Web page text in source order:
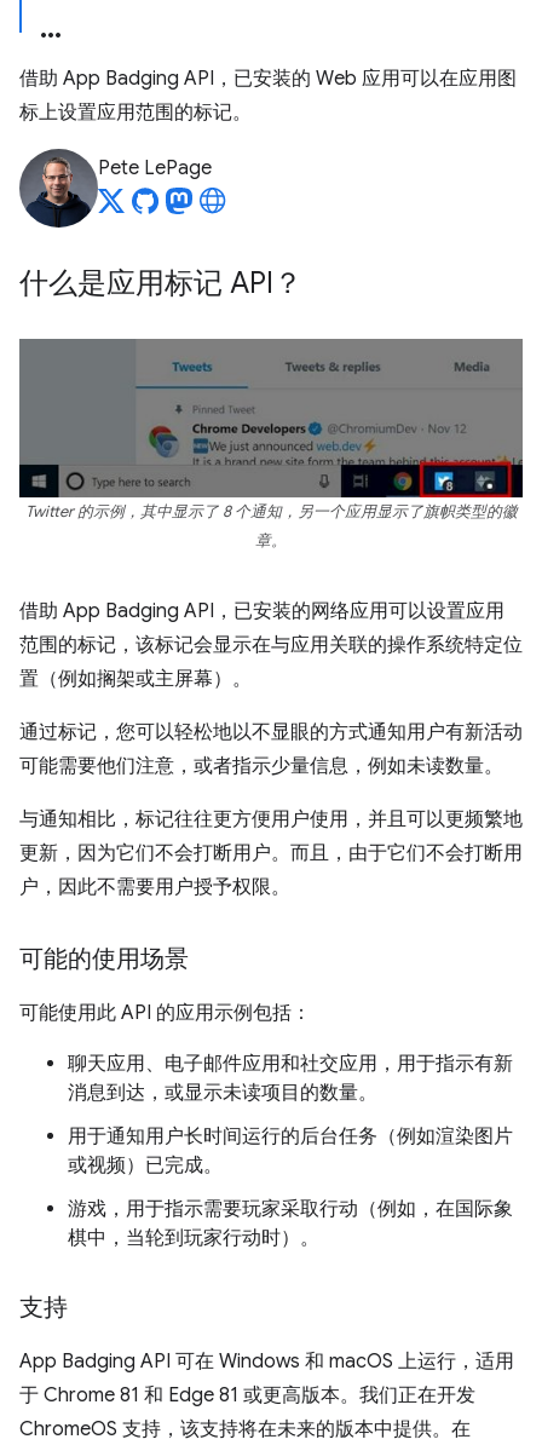
借助 App Badging API，已安装的 Web 应用可以在应用图
标上设置应用范围的标记。
Pete LePage
什么是应用标记 API？
Twitter 的示例，其中显示了 8 个通知，另一个应用显示了旗帜类型的徽
章。
借助 App Badging API，已安装的网络应用可以设置应用
范围的标记，该标记会显示在与应用关联的操作系统特定位
置（例如搁架或主屏幕）。
通过标记，您可以轻松地以不显眼的方式通知用户有新活动
可能需要他们注意，或者指示少量信息，例如未读数量。
与通知相比，标记往往更方便用户使用，并且可以更频繁地
更新，因为它们不会打断用户。而且，由于它们不会打断用
户，因此不需要用户授予权限。
可能的使用场景
可能使用此 API 的应用示例包括：
聊天应用、电子邮件应用和社交应用，用于指示有新
消息到达，或显示未读项目的数量。
用于通知用户长时间运行的后台任务（例如渲染图片
或视频）已完成。
游戏，用于指示需要玩家采取行动（例如，在国际象
棋中，当轮到玩家行动时）。
支持
App Badging API 可在 Windows 和 macOS 上运行，适用
于 Chrome 81 和 Edge 81 或更高版本。我们正在开发
ChromeOS 支持，该支持将在未来的版本中提供。在